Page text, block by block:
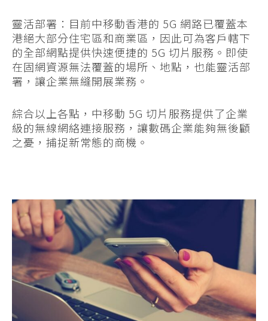
靈活部署：目前中移動香港的 5G 網路已覆蓋本
港絕大部分住宅區和商業區，因此可為客戶轄下
的全部網點提供快速便捷的 5G 切片服務。即使
在固網資源無法覆蓋的場所、地點，也能靈活部
署，讓企業無縫開展業務。
綜合以上各點，中移動 5G 切片服務提供了企業
級的無線網絡連接服務，讓數碼企業能夠無後顧
之憂，捕捉新常態的商機。